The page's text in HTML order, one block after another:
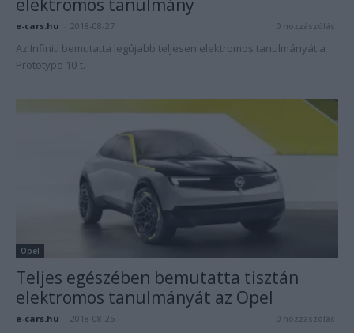
elektromos tanulmány
e-cars.hu 2018-08-27 0 hozzászólás
Az Infiniti bemutatta legújabb teljesen elektromos tanulmányát a
Prototype 10-t.
Opel
Teljes egészében bemutatta tisztán
elektromos tanulmányát az Opel
e-cars.hu 2018-08-25 0 hozzászólás